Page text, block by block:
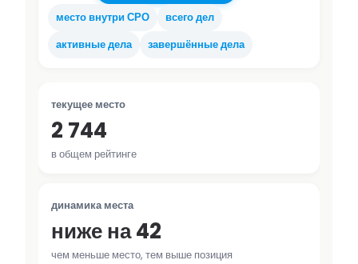
место внутри СРО
всего дел
активные дела
завершённые дела
текущее место
2 744
в общем рейтинге
динамика места
ниже на 42
чем меньше место, тем выше позиция